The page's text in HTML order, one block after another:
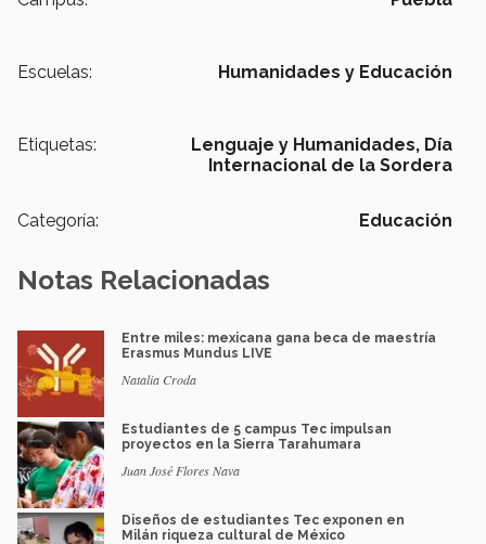
Escuelas: Humanidades y Educación
Etiquetas: Lenguaje y Humanidades, Día
Internacional de la Sordera
Categoría: Educación
Notas Relacionadas
Entre miles: mexicana gana beca de maestría
Erasmus Mundus LIVE
Natalia Croda
Estudiantes de 5 campus Tec impulsan
proyectos en la Sierra Tarahumara
Juan José Flores Nava
Diseños de estudiantes Tec exponen en
Milán riqueza cultural de México